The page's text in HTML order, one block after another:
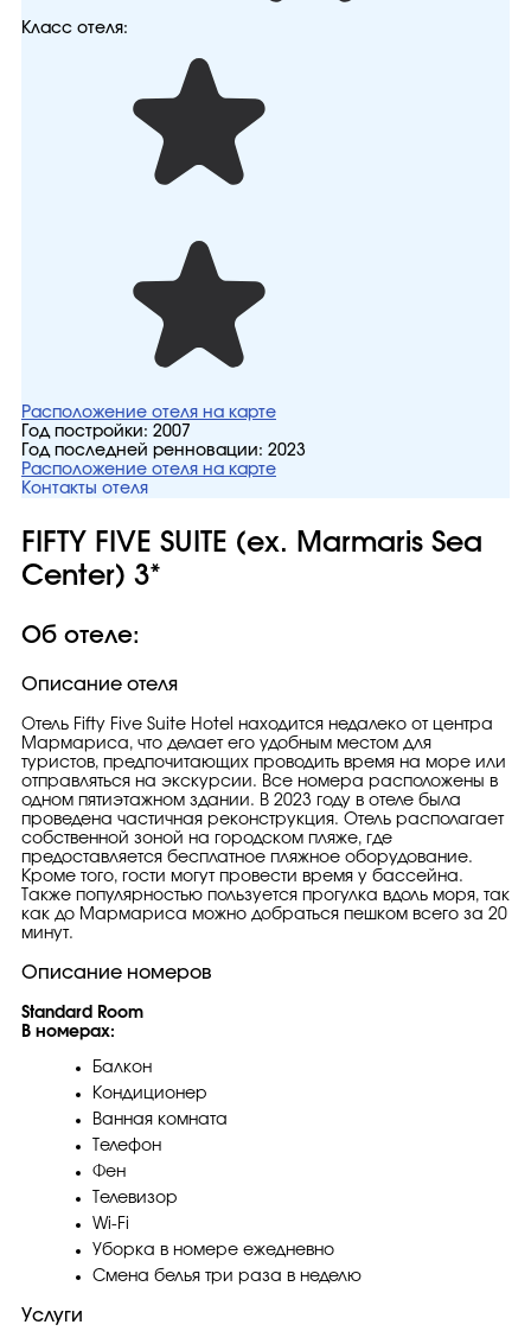
Класс отеля:
Расположение отеля на карте
Год постройки: 2007
Год последней ренновации: 2023
Расположение отеля на карте
Контакты отеля
FIFTY FIVE SUITE (ex. Marmaris Sea
Center) 3*
Об отеле:
Описание отеля
Отель Fifty Five Suite Hotel находится недалеко от центра
Мармариса, что делает его удобным местом для
туристов, предпочитающих проводить время на море или
отправляться на экскурсии. Все номера расположены в
одном пятиэтажном здании. В 2023 году в отеле была
проведена частичная реконструкция. Отель располагает
собственной зоной на городском пляже, где
предоставляется бесплатное пляжное оборудование.
Кроме того, гости могут провести время у бассейна.
Также популярностью пользуется прогулка вдоль моря, так
как до Мармариса можно добраться пешком всего за 20
минут.
Описание номеров
Standard Room
В номерах:
Балкон
Кондиционер
Ванная комната
Телефон
Фен
Телевизор
Wi-Fi
Уборка в номере ежедневно
Смена белья три раза в неделю
Услуги